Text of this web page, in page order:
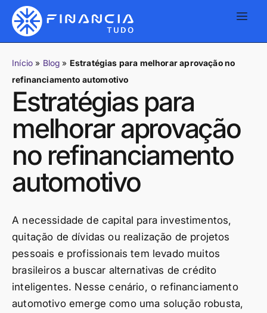
Início » Blog » Estratégias para melhorar aprovação no
refinanciamento automotivo
Estratégias para
melhorar aprovação
no refinanciamento
automotivo
A necessidade de capital para investimentos,
quitação de dívidas ou realização de projetos
pessoais e profissionais tem levado muitos
brasileiros a buscar alternativas de crédito
inteligentes. Nesse cenário, o refinanciamento
automotivo emerge como uma solução robusta,